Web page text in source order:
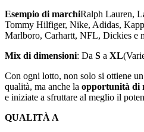
Esempio di marchiRalph Lauren,
Tommy Hilfiger, Nike, Adidas,
Marlboro, Carhartt, NFL, Dickies e
Mix di dimensioni: Da S a XL
Con ogni lotto, non solo si ottiene
qualità, ma anche la opportunità di
e iniziate a sfruttare al meglio il
QUALITÀ A